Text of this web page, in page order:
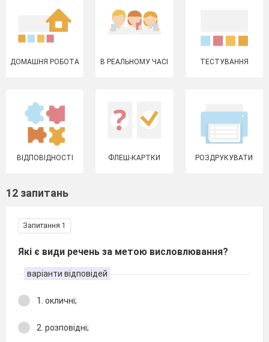
ДОМАШНЯ РОБОТА В РЕАЛЬНОМУ ЧАСІ ТЕСТУВАННЯ
ВІДПОВІДНОСТІ ФЛЕШ-КАРТКИ РОЗДРУКУВАТИ
12 запитань
Запитання 1
Які є види речень за метою висловлювання?
варіанти відповідей
1. окличні;
2. розповідні;